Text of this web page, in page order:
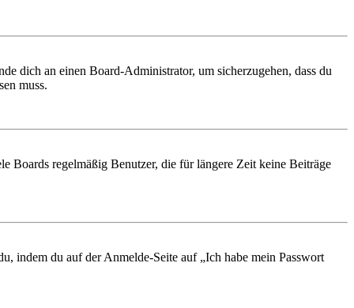
dich an einen Board-Administrator, um sicherzugehen, dass du
muss.
Boards regelmäßig Benutzer, die für längere Zeit keine Beiträge
indem du auf der Anmelde-Seite auf „Ich habe mein Passwort